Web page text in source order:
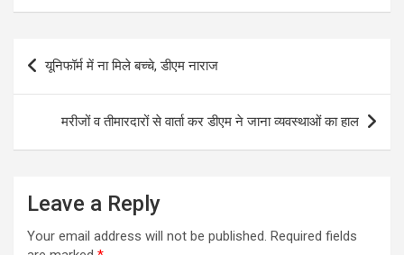
Post
navigation
यूनिफॉर्म में ना मिले बच्चे, डीएम नाराज
मरीजों व तीमारदारों से वार्ता कर डीएम ने जाना व्यवस्थाओं का हाल
Leave a Reply
Your email address will not be published. Required fields